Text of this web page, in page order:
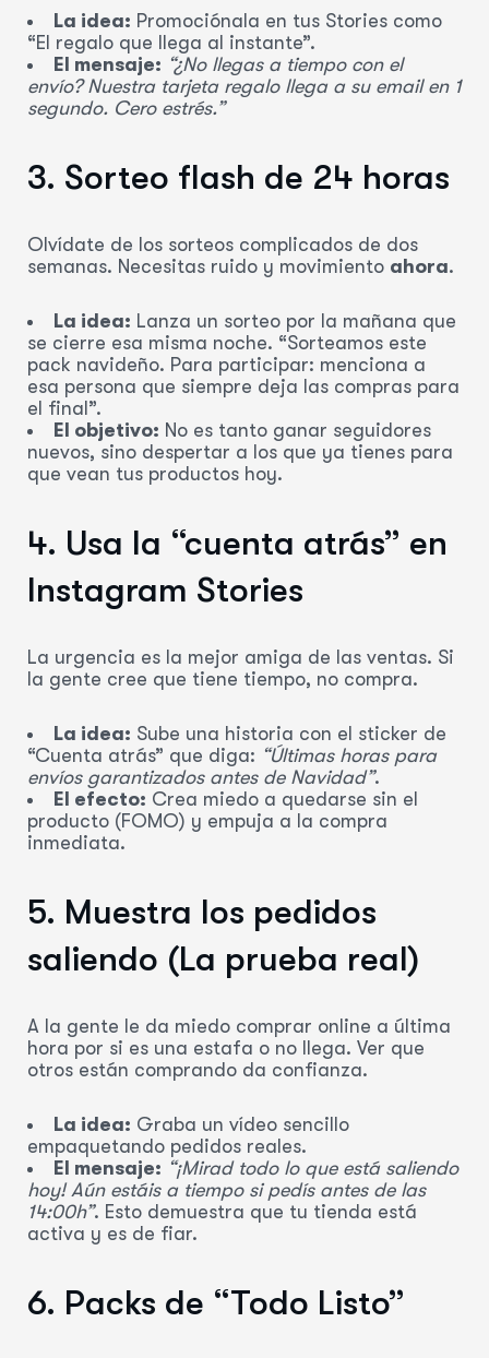
La idea: Promociónala en tus Stories como
“El regalo que llega al instante”.
El mensaje: “¿No llegas a tiempo con el
envío? Nuestra tarjeta regalo llega a su email en 1
segundo. Cero estrés.”
3. Sorteo flash de 24 horas
Olvídate de los sorteos complicados de dos
semanas. Necesitas ruido y movimiento ahora.
La idea: Lanza un sorteo por la mañana que
se cierre esa misma noche. “Sorteamos este
pack navideño. Para participar: menciona a
esa persona que siempre deja las compras para
el final”.
El objetivo: No es tanto ganar seguidores
nuevos, sino despertar a los que ya tienes para
que vean tus productos hoy.
4. Usa la “cuenta atrás” en
Instagram Stories
La urgencia es la mejor amiga de las ventas. Si
la gente cree que tiene tiempo, no compra.
La idea: Sube una historia con el sticker de
“Cuenta atrás” que diga: “Últimas horas para
envíos garantizados antes de Navidad”.
El efecto: Crea miedo a quedarse sin el
producto (FOMO) y empuja a la compra
inmediata.
5. Muestra los pedidos
saliendo (La prueba real)
A la gente le da miedo comprar online a última
hora por si es una estafa o no llega. Ver que
otros están comprando da confianza.
La idea: Graba un vídeo sencillo
empaquetando pedidos reales.
El mensaje: “¡Mirad todo lo que está saliendo
hoy! Aún estáis a tiempo si pedís antes de las
14:00h”. Esto demuestra que tu tienda está
activa y es de fiar.
6. Packs de “Todo Listo”